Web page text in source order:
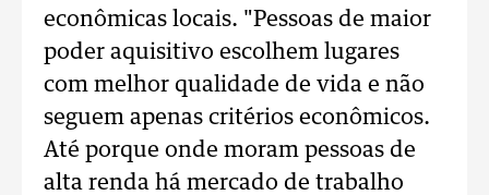
econômicas locais. "Pessoas de maior
poder aquisitivo escolhem lugares
com melhor qualidade de vida e não
seguem apenas critérios econômicos.
Até porque onde moram pessoas de
alta renda há mercado de trabalho